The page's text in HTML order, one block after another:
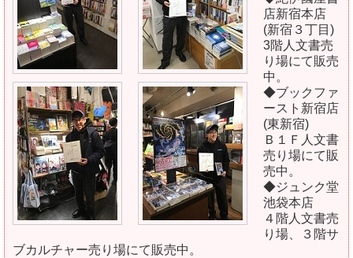
店新宿本店
(新宿３丁目)
3階人文書売
り場にて販売
中。
◆ブックファ
ースト新宿店
(東新宿)
Ｂ１Ｆ人文書
売り場にて販
売中。
◆ジュンク堂
池袋本店
４階人文書売
り場、３階サ
ブカルチャー売り場にて販売中。